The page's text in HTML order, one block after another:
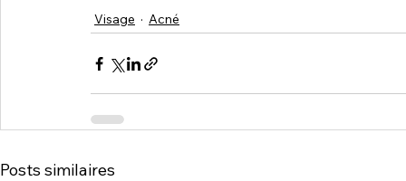
Visage Acné
Posts similaires